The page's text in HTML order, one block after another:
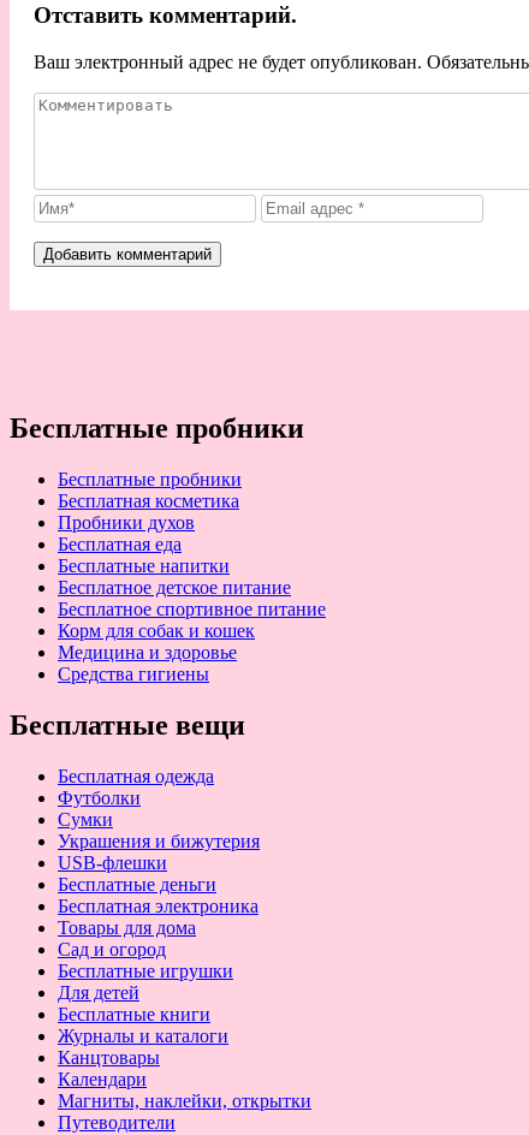
Отставить комментарий.
Ваш электронный адрес не будет опубликован.
Бесплатные пробники
Бесплатные пробники
Бесплатная косметика
Пробники духов
Бесплатная еда
Бесплатные напитки
Бесплатное детское питание
Бесплатное спортивное питание
Корм для собак и кошек
Медицина и здоровье
Средства гигиены
Бесплатные вещи
Бесплатная одежда
Футболки
Сумки
Украшения и бижутерия
USB-флешки
Бесплатные деньги
Бесплатная электроника
Товары для дома
Сад и огород
Бесплатные игрушки
Для детей
Бесплатные книги
Журналы и каталоги
Канцтовары
Календари
Магниты, наклейки, открытки
Путеводители